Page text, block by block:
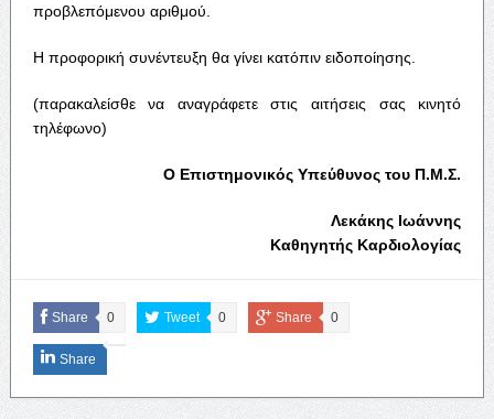
προβλεπόμενου αριθμού.
Η προφορική συνέντευξη θα γίνει κατόπιν ειδοποίησης.
(παρακαλείσθε να αναγράφετε στις αιτήσεις σας κινητό
τηλέφωνο)
Ο Επιστημονικός Υπεύθυνος του Π.Μ.Σ.
Λεκάκης Ιωάννης
Καθηγητής Καρδιολογίας
Share 0 Tweet 0 Share 0
Share